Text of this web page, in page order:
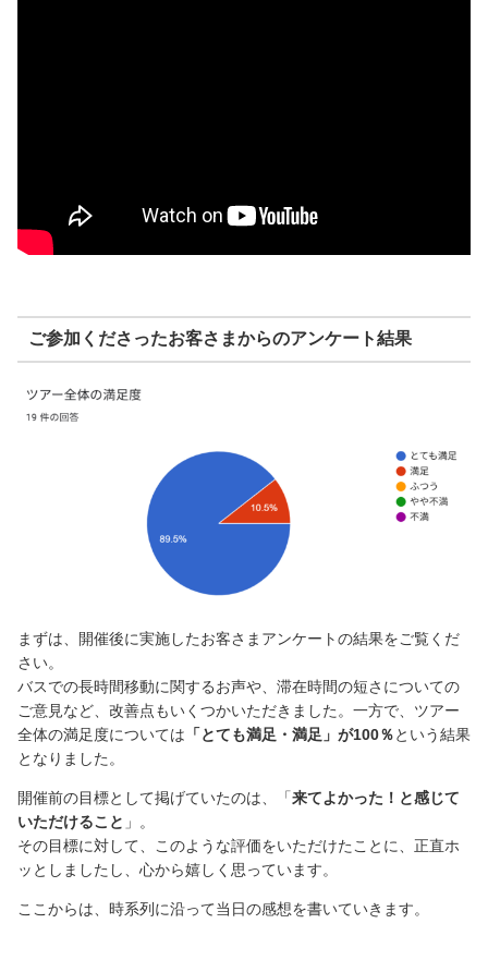
ご参加くださったお客さまからのアンケート結果
まずは、開催後に実施したお客さまアンケートの結果をご覧くだ
さい。
バスでの長時間移動に関するお声や、滞在時間の短さについての
ご意見など、改善点もいくつかいただきました。一方で、ツアー
全体の満足度については 「とても満足・満足」が100％という結果
となりました。
開催前の目標として掲げていたのは、「来てよかった！と感じて
いただけること 」。
その目標に対して、このような評価をいただけたことに、正直ホ
ッとしましたし、心から嬉しく思っています。
ここからは、時系列に沿って当日の感想を書いていきます。